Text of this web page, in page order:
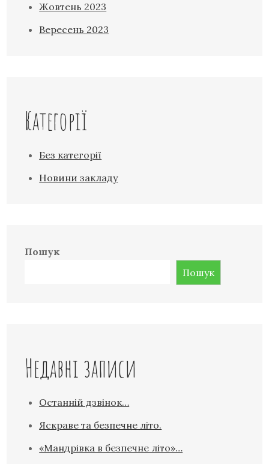
Жовтень 2023
Вересень 2023
Категорії
Без категорії
Новини закладу
Пошук
Пошук
Недавні записи
Останній дзвінок…
Яскраве та безпечне літо.
«Мандрівка в безпечне літо»…